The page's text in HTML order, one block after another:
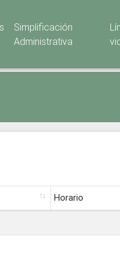
Simplificación
Administrativa
Horario